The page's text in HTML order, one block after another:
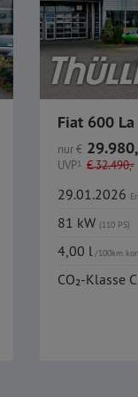
Fiat 600 La
nur€
UVP1 €32.490,-
29.01.2026
81 kW (110 PS)
4,00 l/100km
CO₂-Klasse C